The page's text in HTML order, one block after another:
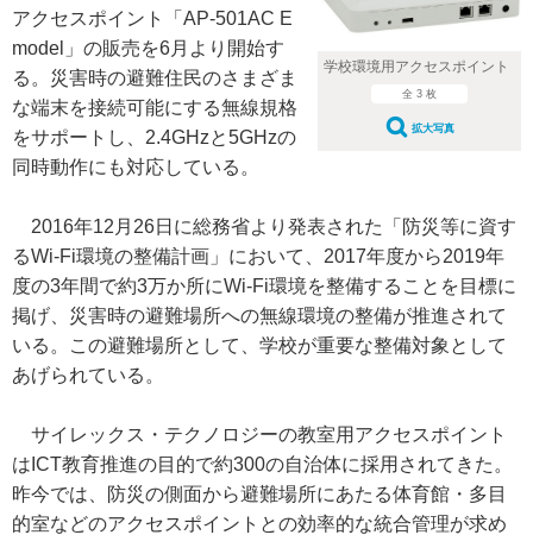
学校環境用アクセスポイント
全 3 枚
拡大写真
アクセスポイント「AP-501AC E
model」の販売を6月より開始す
る。災害時の避難住民のさまざま
な端末を接続可能にする無線規格
をサポートし、2.4GHzと5GHzの
同時動作にも対応している。
2016年12月26日に総務省より発表された「防災等に資す
るWi-Fi環境の整備計画」において、2017年度から2019年
度の3年間で約3万か所にWi-Fi環境を整備することを目標に
掲げ、災害時の避難場所への無線環境の整備が推進されて
いる。この避難場所として、学校が重要な整備対象として
あげられている。
サイレックス・テクノロジーの教室用アクセスポイント
はICT教育推進の目的で約300の自治体に採用されてきた。
昨今では、防災の側面から避難場所にあたる体育館・多目
的室などのアクセスポイントとの効率的な統合管理が求め